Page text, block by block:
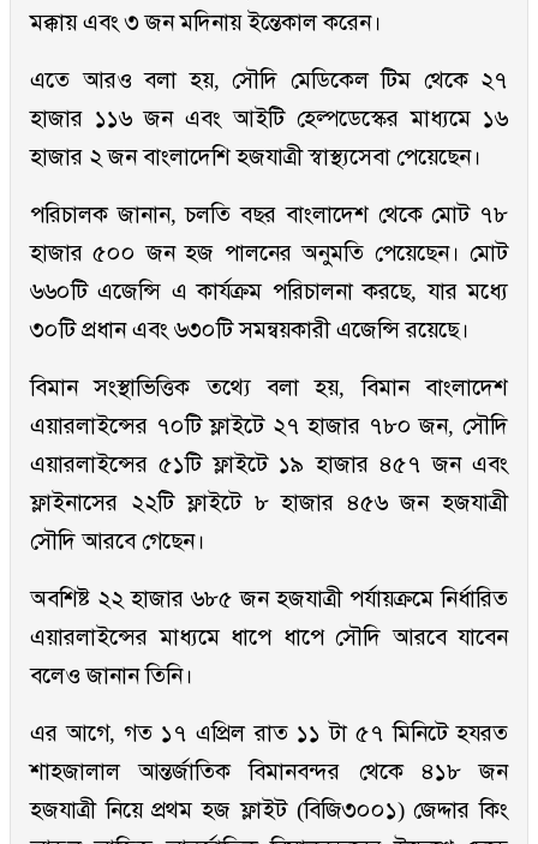
মক্কায় এবং ৩ জন মদিনায় ইন্তেকাল করেন।
এতে আরও বলা হয়, সৌদি মেডিকেল টিম থেকে ২৭
হাজার ১১৬ জন এবং আইটি হেল্পডেস্কের মাধ্যমে ১৬
হাজার ২ জন বাংলাদেশি হজযাত্রী স্বাস্থ্যসেবা পেয়েছেন।
পরিচালক জানান, চলতি বছর বাংলাদেশ থেকে মোট ৭৮
হাজার ৫০০ জন হজ পালনের অনুমতি পেয়েছেন। মোট
৬৬০টি এজেন্সি এ কার্যক্রম পরিচালনা করছে, যার মধ্যে
৩০টি প্রধান এবং ৬৩০টি সমন্বয়কারী এজেন্সি রয়েছে।
বিমান সংস্থাভিত্তিক তথ্যে বলা হয়, বিমান বাংলাদেশ
এয়ারলাইন্সের ৭০টি ফ্লাইটে ২৭ হাজার ৭৮০ জন, সৌদি
এয়ারলাইন্সের ৫১টি ফ্লাইটে ১৯ হাজার ৪৫৭ জন এবং
ফ্লাইনাসের ২২টি ফ্লাইটে ৮ হাজার ৪৫৬ জন হজযাত্রী
সৌদি আরবে গেছেন।
অবশিষ্ট ২২ হাজার ৬৮৫ জন হজযাত্রী পর্যায়ক্রমে নির্ধারিত
এয়ারলাইন্সের মাধ্যমে ধাপে ধাপে সৌদি আরবে যাবেন
বলেও জানান তিনি।
এর আগে, গত ১৭ এপ্রিল রাত ১১ টা ৫৭ মিনিটে হযরত
শাহজালাল আন্তর্জাতিক বিমানবন্দর থেকে ৪১৮ জন
হজযাত্রী নিয়ে প্রথম হজ ফ্লাইট (বিজি৩০০১) জেদ্দার কিং